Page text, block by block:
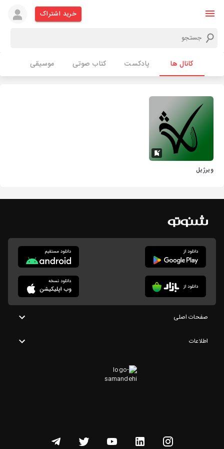
خرید اشتراک
کانال ها پادکست کتاب صوتی موسیقی
ویرژیل
صفحات اصلی
اطلاعات